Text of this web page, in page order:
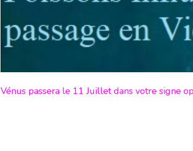
Vénus passera le 11 Juillet dans votre signe